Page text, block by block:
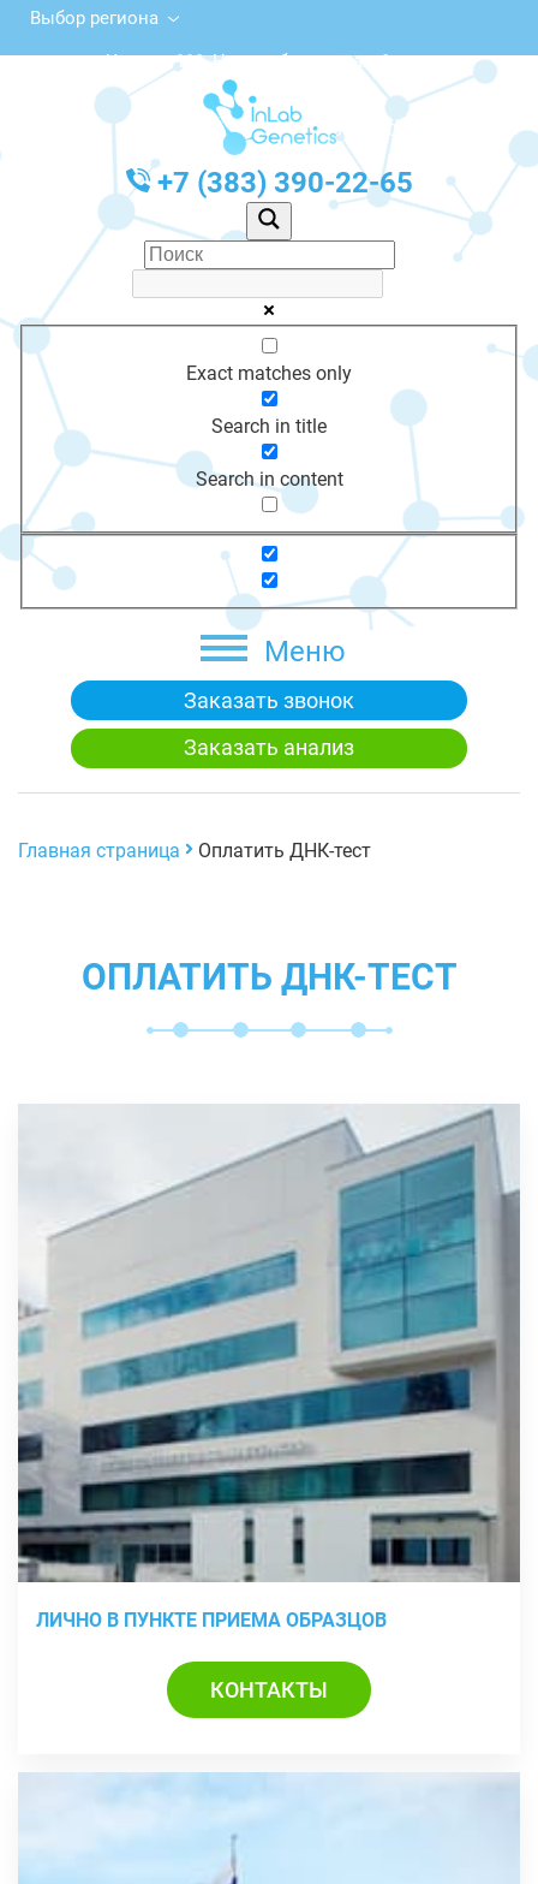
Выбор региона
ул. Чехова, 111, Новосибирск, этаж 1
с 10:00 до 20:00
График работы: Пн-Пт с 10:00 до 20:00
+7 (383) 390-22-65
Exact matches only
Search in title
Search in content
Меню
Заказать звонок
Заказать анализ
Главная страница Оплатить ДНК-тест
ОПЛАТИТЬ ДНК-ТЕСТ
ЛИЧНО В ПУНКТЕ ПРИЕМА ОБРАЗЦОВ
КОНТАКТЫ